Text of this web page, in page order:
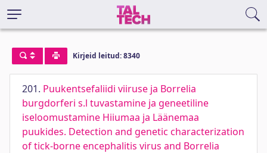
Kirjeid leitud: 8340
201. Puukentsefaliidi viiruse ja Borrelia
burgdorferi s.l tuvastamine ja geneetiline
iseloomustamine Hiiumaa ja Läänemaa
puukides. Detection and genetic characterization
of tick-borne encephalitis virus and Borrelia